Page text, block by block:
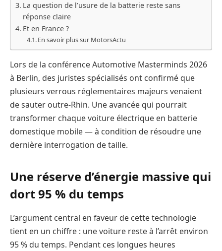
La question de l’usure de la batterie reste sans
réponse claire
Et en France ?
En savoir plus sur MotorsActu
Lors de la conférence Automotive Masterminds 2026
à Berlin, des juristes spécialisés ont confirmé que
plusieurs verrous réglementaires majeurs venaient
de sauter outre-Rhin. Une avancée qui pourrait
transformer chaque voiture électrique en batterie
domestique mobile — à condition de résoudre une
dernière interrogation de taille.
Une réserve d’énergie massive qui
dort 95 % du temps
L’argument central en faveur de cette technologie
tient en un chiffre : une voiture reste à l’arrêt environ
95 % du temps. Pendant ces longues heures